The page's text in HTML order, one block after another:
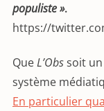
populiste ».
https://
QueL’Obssoit
système
En particulier